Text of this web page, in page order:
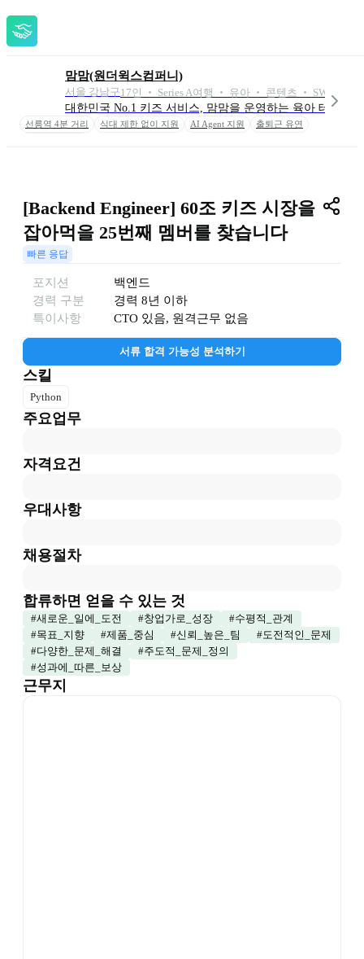
맘맘(원더윅스컴퍼니)
서울 강남구17인 ‧ Series A여행 ‧ 유아 ‧ 콘텐츠 ‧ SW/App 외
대한민국 No.1 키즈 서비스, 맘맘을 운영하는 육아 테크 스
선릉역 4분 거리 식대 제한 없이 지원 AI Agent 지원
출퇴근 유연
[Backend Engineer] 60조 키즈 시장을
잡아먹을 25번째 멤버를 찾습니다
빠른 응답
포지션
백엔드
경력 구분
경력 8년 이하
특이사항
CTO 있음, 원격근무 없음
서류 합격 가능성 분석하기
스킬
Python
주요업무
자격요건
우대사항
채용절차
합류하면 얻을 수 있는 것
#새로운_일에_도전 #창업가로_성장 #수평적_관계
#목표_지향 #제품_중심 #신뢰_높은_팀 #도전적인_문제
#다양한_문제_해결 #주도적_문제_정의
#성과에_따른_보상
근무지